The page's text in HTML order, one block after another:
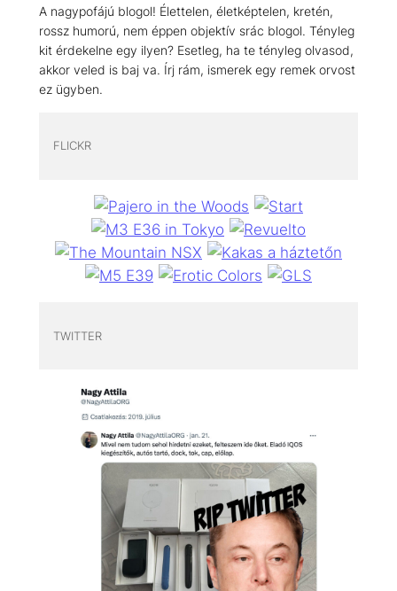
A nagypofájú blogol! Élettelen, életképtelen, kretén,
rossz humorú, nem éppen objektív srác blogol. Tényleg
kit érdekelne egy ilyen? Esetleg, ha te tényleg olvasod,
akkor veled is baj va. Írj rám, ismerek egy remek orvost
ez ügyben.
FLICKR
TWITTER